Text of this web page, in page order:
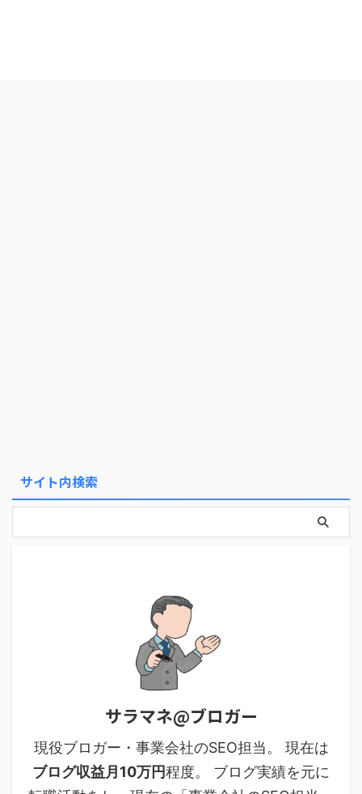
サイト内検索
サラマネ@ブロガー
現役ブロガー・事業会社のSEO担当。 現在は
ブログ収益月10万円程度。 ブログ実績を元に